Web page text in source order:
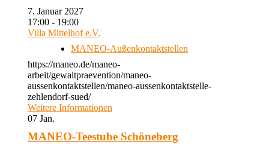
7. Januar 2027
17:00 - 19:00
Villa Mittelhof e.V.
MANEO-Außenkontaktstellen
https://maneo.de/maneo-
arbeit/gewaltpraevention/maneo-
aussenkontaktstellen/maneo-aussenkontaktstelle-
zehlendorf-sued/
Weitere Informationen
07 Jan.
MANEO-Teestube Schöneberg